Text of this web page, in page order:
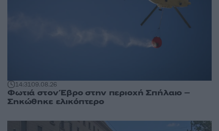
14:3109.08.26
Φωτιά στον Έβρο στην περιοχή Σπήλαιο –
Σηκώθηκε ελικόπτερο